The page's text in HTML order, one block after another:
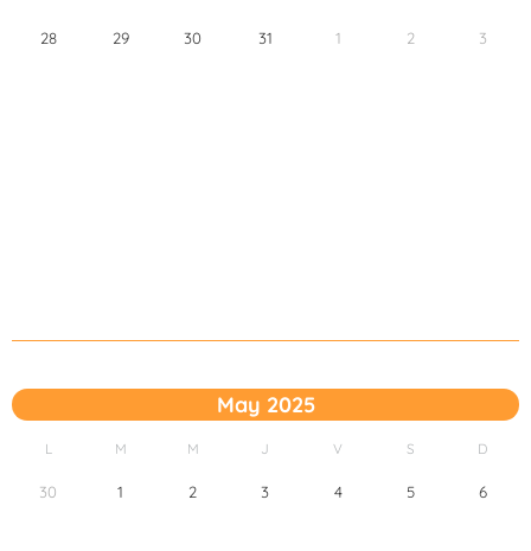
28 29 30 31 1 2 3
May 2025
L M M J V S D
30 1 2 3 4 5 6